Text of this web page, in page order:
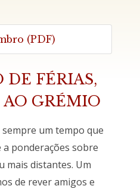
(PDF)
DE FÉRIAS,
AO GRÉMIO
um tempo que
a ponderações sobre
mais distantes. Um
de rever amigos e